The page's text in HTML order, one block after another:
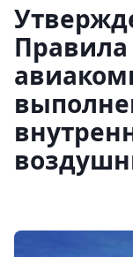
Правила